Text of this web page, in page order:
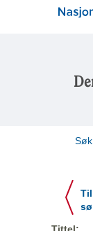
Søk